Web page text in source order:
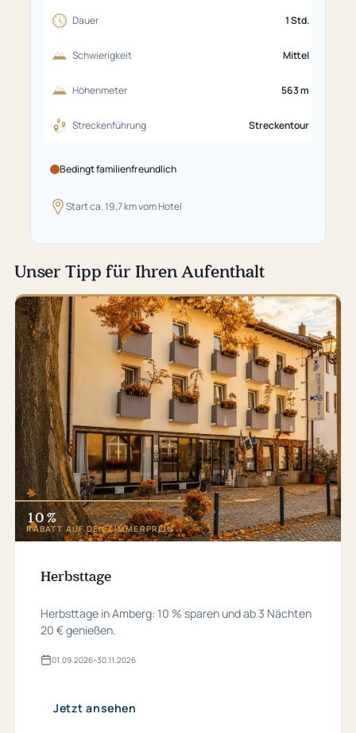
Dauer 1 Std.
Schwierigkeit Mittel
Höhenmeter 563 m
Streckenführung Streckentour
Bedingt familienfreundlich
Start ca. 19,7 km vom Hotel
Unser Tipp für Ihren Aufenthalt
10 %
RABATT AUF DEN ZIMMERPREIS
Herbsttage
Herbsttage in Amberg: 10 % sparen und ab 3 Nächten
20 € genießen.
01.​09.​2026–30.​11.​2026
Gültig
2026Jetzt ansehen